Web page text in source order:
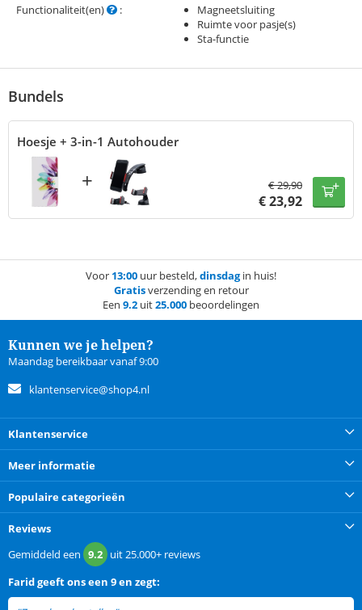
Functionaliteit(en) :
Magneetsluiting
Ruimte voor pasje(s)
Sta-functie
Bundels
Hoesje + 3-in-1 Autohouder
+ €29,90
€23,92
Voor 13:00 uur besteld,dinsdagin huis!
Gratisverzending en retour
Een 9.2 uit25.000 beoordelingen
Kunnen we je helpen?
Maandag bereikbaar vanaf 9:00
klantenservice@shop4.nl
Klantenservice
Meer informatie
Populaire categorieën
Reviews
Gemiddeld een 9.2 uit25.000+ reviews
Faridgeeft ons een 9 en zegt: